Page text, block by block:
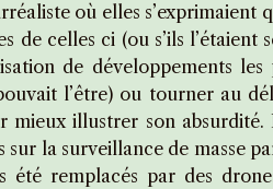
où elles s’exprimaient
de celles ci (ou s’ils l’étaient
de développements les
l’être) ou tourner au
illustrer son absurdité.
la surveillance de masse
été remplacés par des